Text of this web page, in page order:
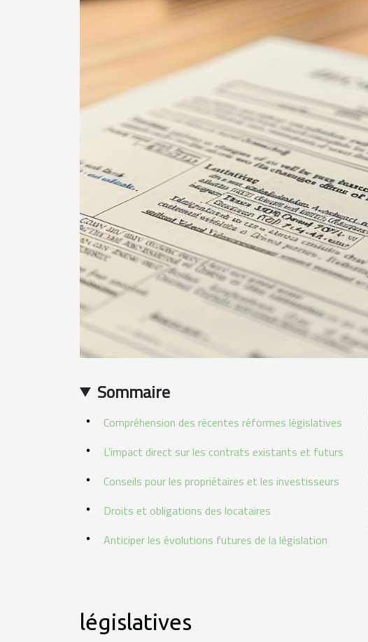
Sommaire
Compréhension des récentes réformes législatives
L'impact direct sur les contrats existants et futurs
Conseils pour les propriétaires et les investisseurs
Droits et obligations des locataires
Anticiper les évolutions futures de la législation
législatives